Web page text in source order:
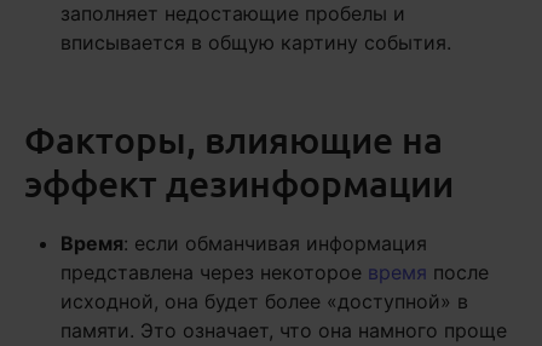
заполняет недостающие пробелы и
вписывается в общую картину события.
Факторы, влияющие на
эффект дезинформации
Время: если обманчивая информация
представлена через некоторое время после
исходной, она будет более «доступной» в
памяти. Это означает, что она намного проще